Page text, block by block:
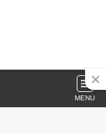
MENU